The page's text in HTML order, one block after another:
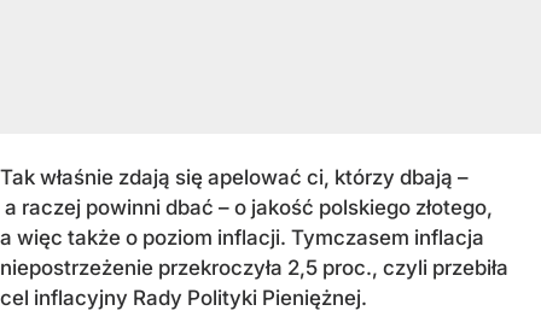
Tak właśnie zdają się apelować ci, którzy dbają –
a raczej powinni dbać – o jakość polskiego złotego,
a więc także o poziom inflacji. Tymczasem inflacja
niepostrzeżenie przekroczyła 2,5 proc., czyli przebiła
cel inflacyjny Rady Polityki Pieniężnej.